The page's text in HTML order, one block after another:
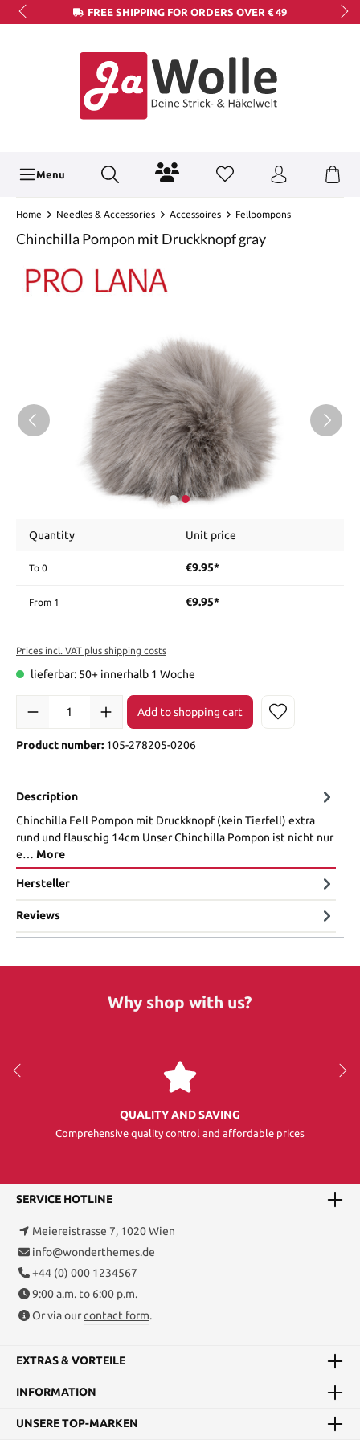
FREE SHIPPING FOR ORDERS OVER € 49
Menu
Home Needles & Accessories Accessoires Fellpompons
Chinchilla Pompon mit Druckknopf gray
Quantity Unit price
To 0 €9.95*
From 1 €9.95*
Prices incl. VAT plus shipping costs
lieferbar: 50+ innerhalb 1 Woche
Add to shopping cart
Product number: 105-278205-0206
Description
Chinchilla Fell Pompon mit Druckknopf (kein Tierfell) extra
rund und flauschig 14cm Unser Chinchilla Pompon ist nicht nur
e… More
Hersteller
Reviews
Why shop with us?
QUALITY AND SAVING
Comprehensive quality control and affordable prices
SERVICE HOTLINE
Meiereistrasse 7, 1020 Wien
info@wonderthemes.de
+44 (0) 000 1234567
9:00 a.m. to 6:00 p.m.
Or via ourcontact form.
EXTRAS & VORTEILE
INFORMATION
UNSERE TOP-MARKEN